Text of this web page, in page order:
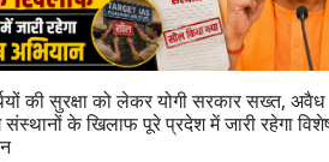
की सुरक्षा को लेकर योगी सरकार सख्त, अवैध
संस्थानों के खिलाफ पूरे प्रदेश में जारी रहेगा